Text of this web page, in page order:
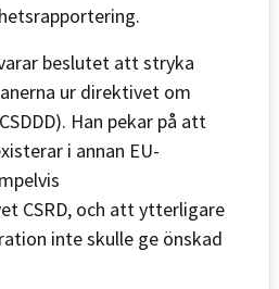
beslutet att stryka
ur direktivet om
Han pekar på att
i annan EU-
CSRD, och att ytterligare
inte skulle ge önskad